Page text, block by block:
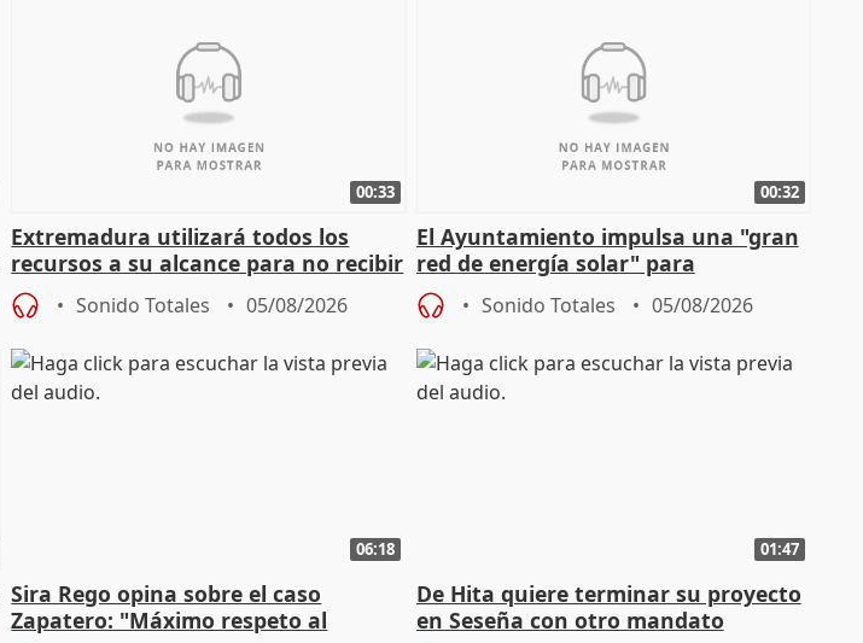
00:33
Extremadura utilizará todos los
recursos a su alcance para no recibir
más menores migrantes
Sonido Totales 05/08/2026
00:32
El Ayuntamiento impulsa una "gran
red de energía solar" para
autoconsumo
Sonido Totales 05/08/2026
06:18
Sira Rego opina sobre el caso
Zapatero: "Máximo respeto al
01:47
De Hita quiere terminar su proyecto
en Seseña con otro mandato